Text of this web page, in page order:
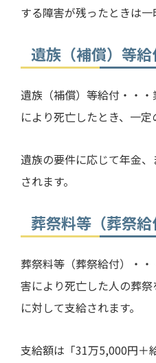
する障害が残ったときは一
遺族（補償）等
遺族（補償）等給付・・
により死亡したとき、一定
遺族の要件に応じて年金
されます。
葬祭料等（葬祭給
葬祭料等（葬祭給付）・
害により死亡した人の葬
に対して支給されます。
支給額は「31万5,000円＋